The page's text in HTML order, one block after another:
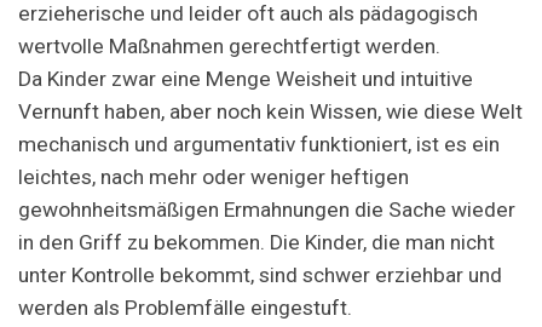
erzieherische und leider oft auch als pädagogisch
wertvolle Maßnahmen gerechtfertigt werden.
Da Kinder zwar eine Menge Weisheit und intuitive
Vernunft haben, aber noch kein Wissen, wie diese Welt
mechanisch und argumentativ funktioniert, ist es ein
leichtes, nach mehr oder weniger heftigen
gewohnheitsmäßigen Ermahnungen die Sache wieder
in den Griff zu bekommen. Die Kinder, die man nicht
unter Kontrolle bekommt, sind schwer erziehbar und
werden als Problemfälle eingestuft.